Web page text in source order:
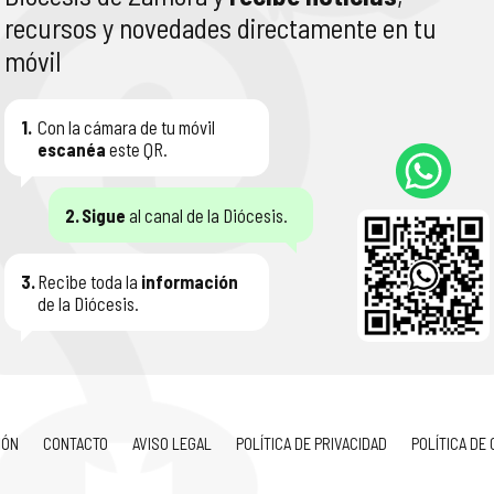
recursos y novedades directamente en tu
móvil
1. Con la cámara de tu móvil
escanéa este QR.
2. Sigue al canal de la Diócesis.
3. Recibe toda la información
de la Diócesis.
CONTACTO AVISO LEGAL POLÍTICA DE PRIVACIDAD POLÍTICA DE